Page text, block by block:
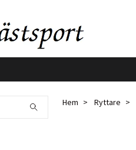
Hem Ryttare